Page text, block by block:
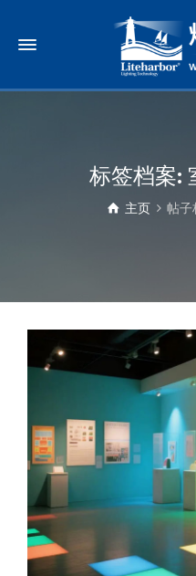
标签档案:
主页 帖子